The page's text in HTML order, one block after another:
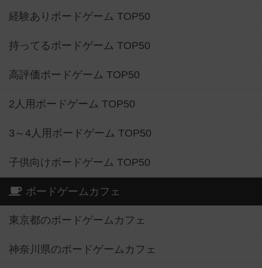
経験ありボードゲーム TOP50
持ってるボードゲーム TOP50
高評価ボードゲーム TOP50
2人用ボードゲーム TOP50
3～4人用ボードゲーム TOP50
子供向けボードゲーム TOP50
ボードゲームカフェ
東京都のボードゲームカフェ
神奈川県のボードゲームカフェ